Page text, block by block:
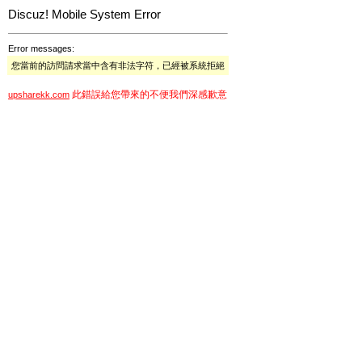
Discuz! Mobile System Error
Error messages:
您當前的訪問請求當中含有非法字符，已經被系統拒絕
upsharekk.com 此錯誤給您帶來的不便我們深感歉意